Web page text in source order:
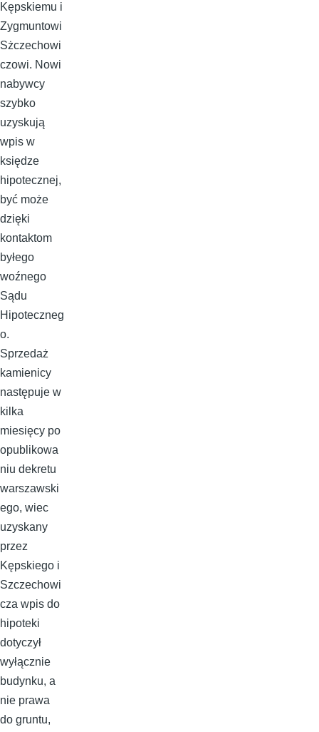
Kępskiemu i
Zygmuntowi
Sżczechowi
czowi. Nowi
nabywcy
szybko
uzyskują
wpis w
księdze
hipotecznej,
być może
dzięki
kontaktom
byłego
woźnego
Sądu
Hipoteczneg
o.
Sprzedaż
kamienicy
następuje w
kilka
miesięcy po
opublikowa
niu dekretu
warszawski
ego, wiec
uzyskany
przez
Kępskiego i
Szczechowi
cza wpis do
hipoteki
dotyczył
wyłącznie
budynku, a
nie prawa
do gruntu,